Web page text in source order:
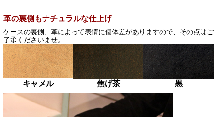
革の裏側もナチュラルな仕上げ
ケースの裏側、革によって表情に個体差がありますので、その点はご
了承くださいませ。
キャメル 焦げ茶 黒